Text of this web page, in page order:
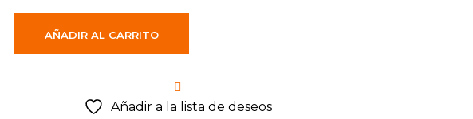
AÑADIR AL CARRITO
Añadir a la lista de deseos